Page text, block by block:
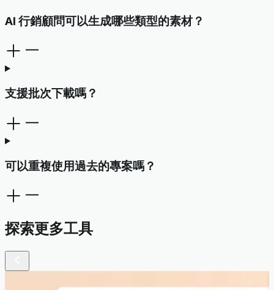
AI 行銷顧問可以生成哪些類型的素材？
支援批次下載嗎？
可以重複使用過去的專案嗎？
探索更多工具